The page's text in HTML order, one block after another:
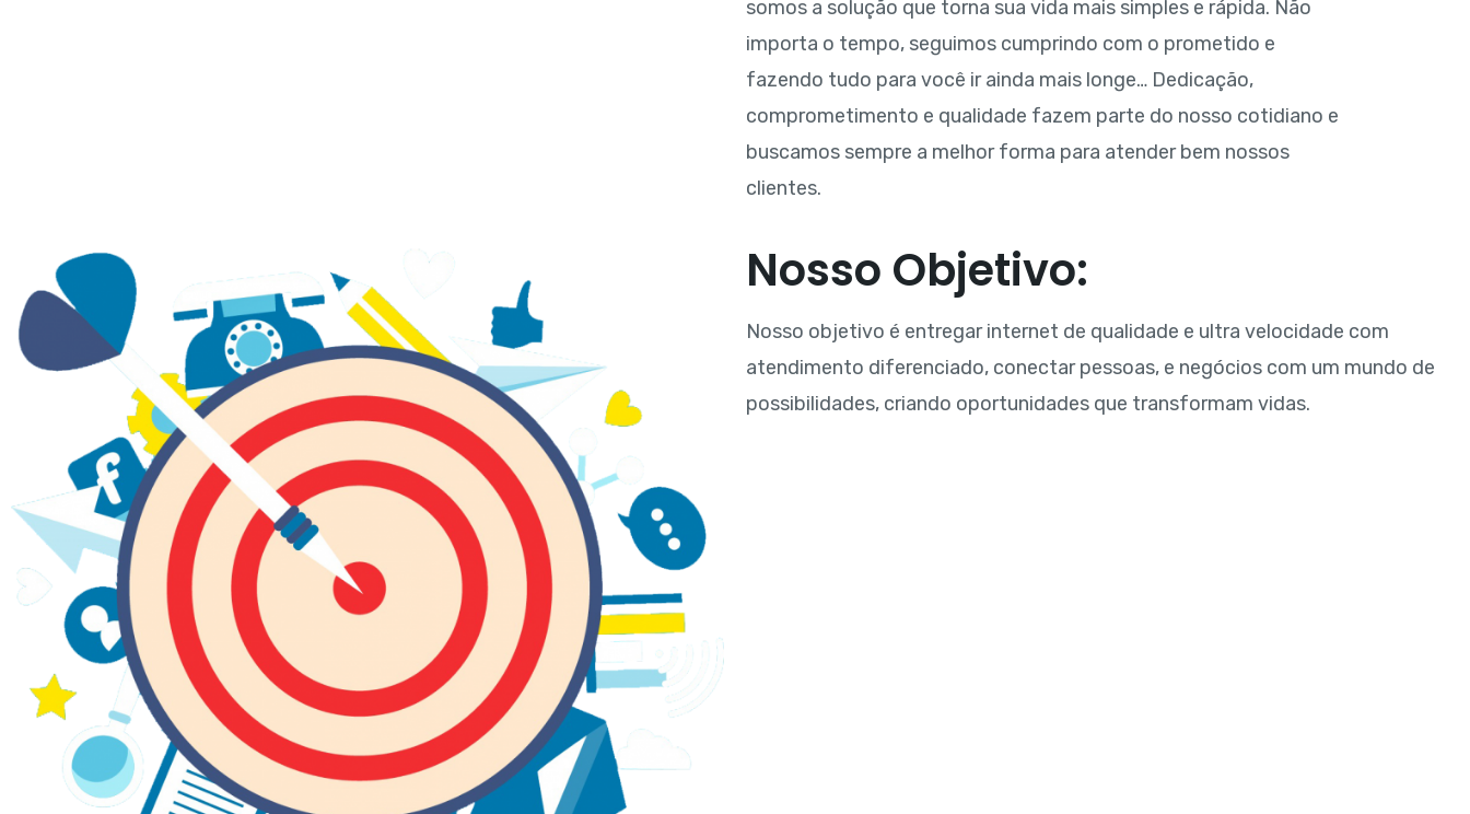
somos a solução que torna sua vida mais simples e rápida. Não
importa o tempo, seguimos cumprindo com o prometido e
fazendo tudo para você ir ainda mais longe… Dedicação,
comprometimento e qualidade fazem parte do nosso cotidiano e
buscamos sempre a melhor forma para atender bem nossos
clientes.
Nosso Objetivo:
Nosso objetivo é entregar internet de qualidade e ultra velocidade com
atendimento diferenciado, conectar pessoas, e negócios com um mundo de
possibilidades, criando oportunidades que transformam vidas.